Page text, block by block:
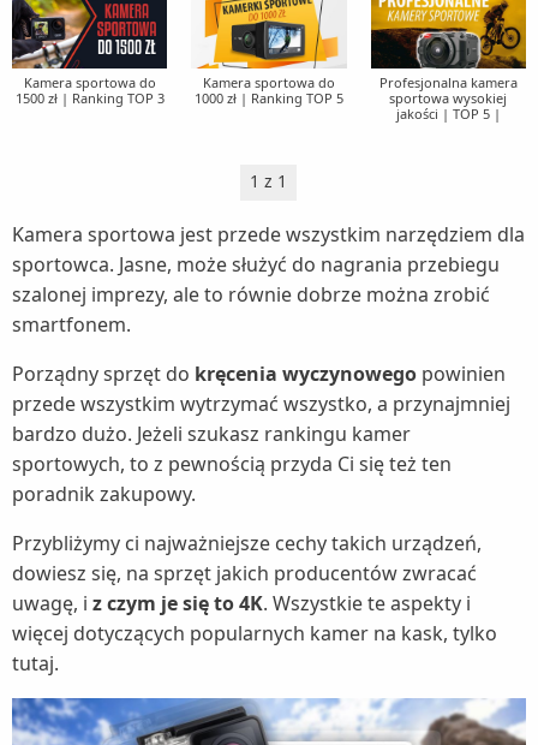
Myjki wodne (6)
Nawilżacze powietrza (5)
Nożyce do żywopłotu i trawy (5)
Osuszacze powietrza (4)
Parownice do ubrań (1)
Piece do pizzy (1)
Rozdrabniacze do gałęzi (1)
Sauny (1)
Stacje meteo (1)
Suszarki do grzybów (1)
Szampony do włosów (1)
Termometry (2)
Termowentylatory (1)
Traktorki ogrodowe (2)
Umywalki (2)
Roboty kuchenne (5)
Sokowirówki (3)
Spieniacze do mleka (1)
Wagi łazienkowe (3)
Wyciskarki do cytrusów (1)
Wyciskarki wolnoobrotowe (6)
Wypiekacze do chleba (1)
Żelazka (5)
Rakiety tenisowe (1)
Rowery (9)
Kaski rowerowe (1)
Opony rowerowe (1)
Siodełka rowerowe (1)
Torby i bagażniki rowerowe (1)
Wędki (1)
Wioślarze (1)
Skanery (1)
Tablice interaktywne (1)
Kamera sportowa do
1500 zł | Ranking TOP 3
Kamera sportowa do
1000 zł | Ranking TOP 5
Profesjonalna kamera
sportowa wysokiej
jakości | TOP 5 |
1 z 1
Kamera sportowa jest przede wszystkim narzędziem dla
sportowca. Jasne, może służyć do nagrania przebiegu
szalonej imprezy, ale to równie dobrze można zrobić
smartfonem.
Porządny sprzęt do kręcenia wyczynowego powinien
przede wszystkim wytrzymać wszystko, a przynajmniej
bardzo dużo. Jeżeli szukasz rankingu kamer
sportowych, to z pewnością przyda Ci się też ten
poradnik zakupowy.
Przybliżymy ci najważniejsze cechy takich urządzeń,
dowiesz się, na sprzęt jakich producentów zwracać
uwagę, i z czym je się to 4K. Wszystkie te aspekty i
więcej dotyczących popularnych kamer na kask, tylko
tutaj.